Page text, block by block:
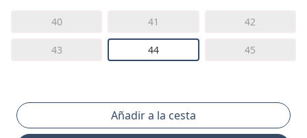
40 41 42
43 44 45